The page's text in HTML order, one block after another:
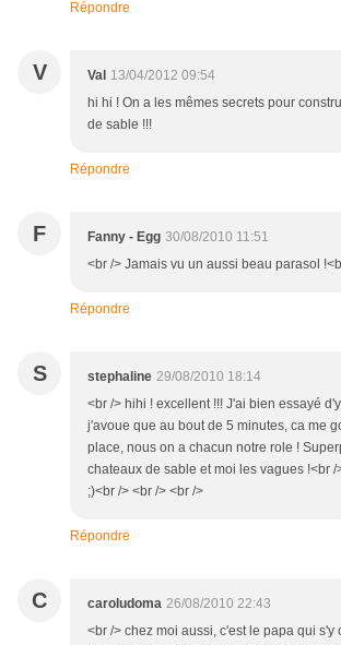
Répondre
V Val 13/04/2012 09:54
hi hi ! On a les mêmes secrets pour
de sable !!!
Répondre
F Fanny - Egg 30/08/2010 11:51
<br /> Jamais vu un aussi beau parasol
Répondre
S stephaline 29/08/2010 18:14
<br /> hihi ! excellent !!! J'ai bien essayé
j'avoue que au bout de 5 minutes, ca me
place, nous on a chacun notre role !
chateaux de sable et moi les vagues !<br /
;)<br /> <br /> <br />
Répondre
C caroludoma 26/08/2010 22:43
<br /> chez moi aussi, c'est le papa qui s'y